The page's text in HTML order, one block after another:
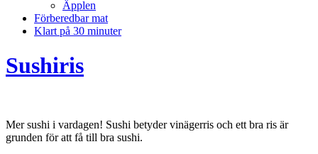
Äpplen
Förberedbar mat
Klart på 30 minuter
Sushiris
Mer sushi i vardagen! Sushi betyder vinägerris och ett bra ris är
grunden för att få till bra sushi.